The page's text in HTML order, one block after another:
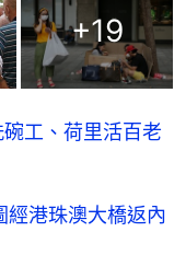
+19
工、荷里活百老
港珠澳大橋返內